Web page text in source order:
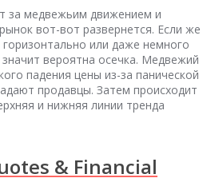
за медвежьим движением и
вот-вот развернется. Если же
или даже немного
вероятна осечка. Медвежий
падения цены из-за панической
продавцы. Затем происходит
и нижняя линии тренда
& Financial